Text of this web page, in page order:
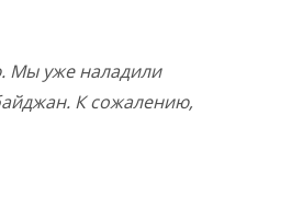
Мы уже наладили
К сожалению,